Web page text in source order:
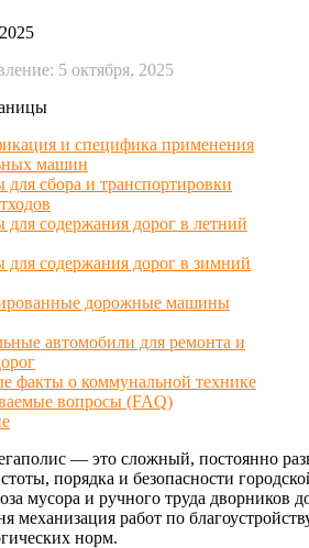
5 октября, 2025
и специфика применения
машин
сбора и транспортировки
содержания дорог в летний
содержания дорог в зимний
дорожные машины
автомобили для ремонта и
факты о коммунальной технике
вопросы (FAQ)
— это сложный, постоянно
порядка и безопасности
мусора и ручного труда
механизация работ по
норм.